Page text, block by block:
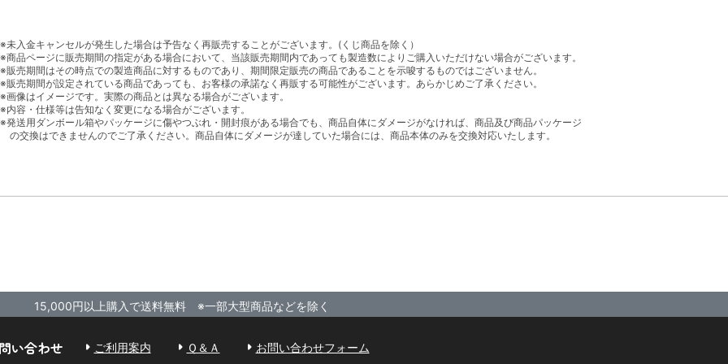
※未入金キャンセルが発生した場合は予告なく再販売することがございます。(くじ商品を除く）
※商品ページに販売期間の指定がある場合において、当該販売期間内であっても製造数によりご購入いただけない場合がございます。
※販売期間はその時点での製造商品に対するものであり、期間限定販売の商品であることを示唆するものではございません。
※販売期間が設定されている商品であっても、お客様の承諾なく再販する可能性がございます。あらかじめご了承ください。
※画像はイメージです。実際の商品とは異なる場合がございます。
※内容・仕様等は告知なく変更になる場合がございます。
※発送用ダンボール箱やパッケージに傷やつぶれ・開封痕がある場合でも、商品自体にダメージがなければ、商品及び商品パッケージ
の交換はできませんのでご了承ください。商品自体にダメージが達していた場合には、商品本体のみを交換対応いたします。
15,000円以上購入で送料無料 ※一部大型商品などを除く
い合わせ ご利用案内 Ｑ＆Ａ お問い合わせフォーム